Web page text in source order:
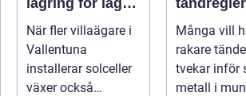
elkostnader året
runt
När fler villaägare i
Vallentuna
installerar solceller
växer också
för raka
Många vill
rakare
tvekar inför
metall i